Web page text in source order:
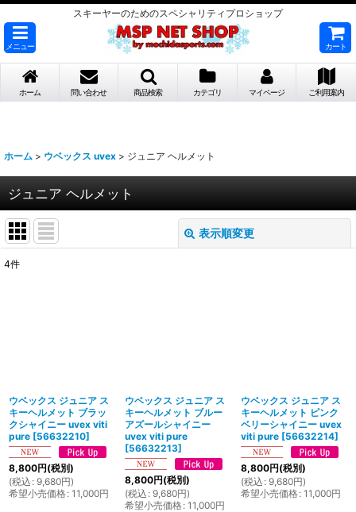
スキーヤーのためのスペシャリティプロショップ
メニュー カート
ホーム 問い合わせ 商品検索 カテゴリ マイページ ご利用案内
ホーム > ウベックス uvex > ジュニア ヘルメット
ジュニア ヘルメット
表示順変更
4件
ウベックス ジュニア ス
キーヘルメット ブラッ
クシャイニー uvex viti
pure [56632210]
8,800円(税別)
(税込 : 9,680円)
希望小売価格: 11,000円
ウベックス ジュニア ス
キーヘルメット ブルー
アズールシャイニー
uvex viti pure
[56632213]
8,800円(税別)
(税込 : 9,680円)
希望小売価格: 11,000円
ウベックス ジュニア ス
キーヘルメット ピンク
ベリーシャイニー uvex
viti pure [56632214]
8,800円(税別)
(税込 : 9,680円)
希望小売価格: 11,000円